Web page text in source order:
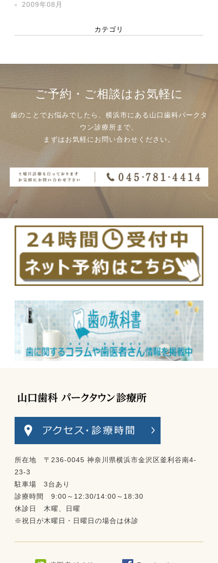
2009年08月
カテゴリ
ご予約・ご相談はお気軽に
歯のことでお悩みでしたら、横浜市にある山口歯科パークタ
ウン診療所まで、
まずはお気軽にお問い合わせください。
所在地 〒236-0045 神奈川県横浜市金沢区釜利谷南4-
23-3
駐車場 3台あり
診療時間 9:00～12:30/14:00～18:30
休診日 木曜、日曜
※祝日が木曜日・日曜日の場合は休診